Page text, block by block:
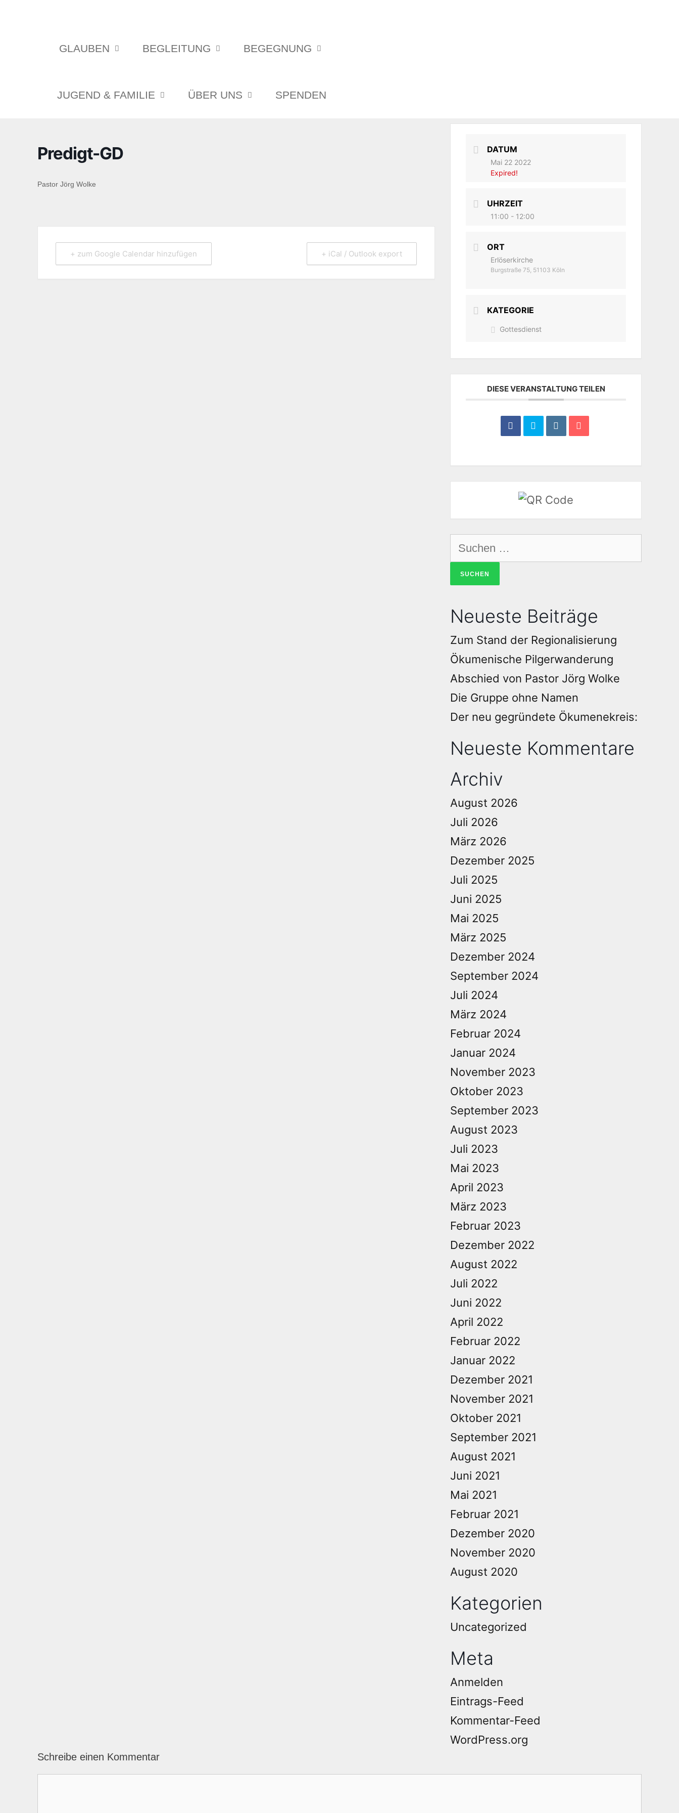
GLAUBEN BEGLEITUNG BEGEGNUNG
JUGEND & FAMILIE ÜBER UNS SPENDEN
Predigt-GD
Pastor Jörg Wolke
+ zum Google Calendar hinzufügen + iCal / Outlook export
DATUM
Mai 22 2022
Expired!
UHRZEIT
11:00 - 12:00
ORT
Erlöserkirche
Burgstraße 75, 51103 Köln
KATEGORIE
Gottesdienst
DIESE VERANSTALTUNG TEILEN
Neueste Beiträge
Zum Stand der Regionalisierung
Ökumenische Pilgerwanderung
Abschied von Pastor Jörg Wolke
Die Gruppe ohne Namen
Der neu gegründete Ökumenekreis:
Neueste Kommentare
Archiv
August 2026
Juli 2026
März 2026
Dezember 2025
Juli 2025
Juni 2025
Mai 2025
März 2025
Dezember 2024
September 2024
Juli 2024
März 2024
Februar 2024
Januar 2024
November 2023
Oktober 2023
September 2023
August 2023
Juli 2023
Mai 2023
April 2023
März 2023
Februar 2023
Dezember 2022
August 2022
Juli 2022
Juni 2022
April 2022
Februar 2022
Januar 2022
Dezember 2021
November 2021
Oktober 2021
September 2021
August 2021
Juni 2021
Mai 2021
Februar 2021
Dezember 2020
November 2020
August 2020
Kategorien
Uncategorized
Meta
Anmelden
Eintrags-Feed
Kommentar-Feed
WordPress.org
Schreibe einen Kommentar